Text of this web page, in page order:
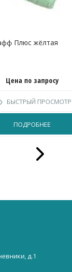
Плюс жёлтая
Цена по запросу
БЫСТРЫЙ ПРОСМОТР
ПОДРОБНЕЕ
д.1